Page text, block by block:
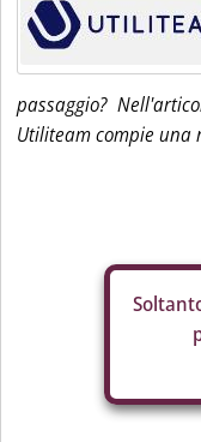
passaggio?
Utiliteam compie una